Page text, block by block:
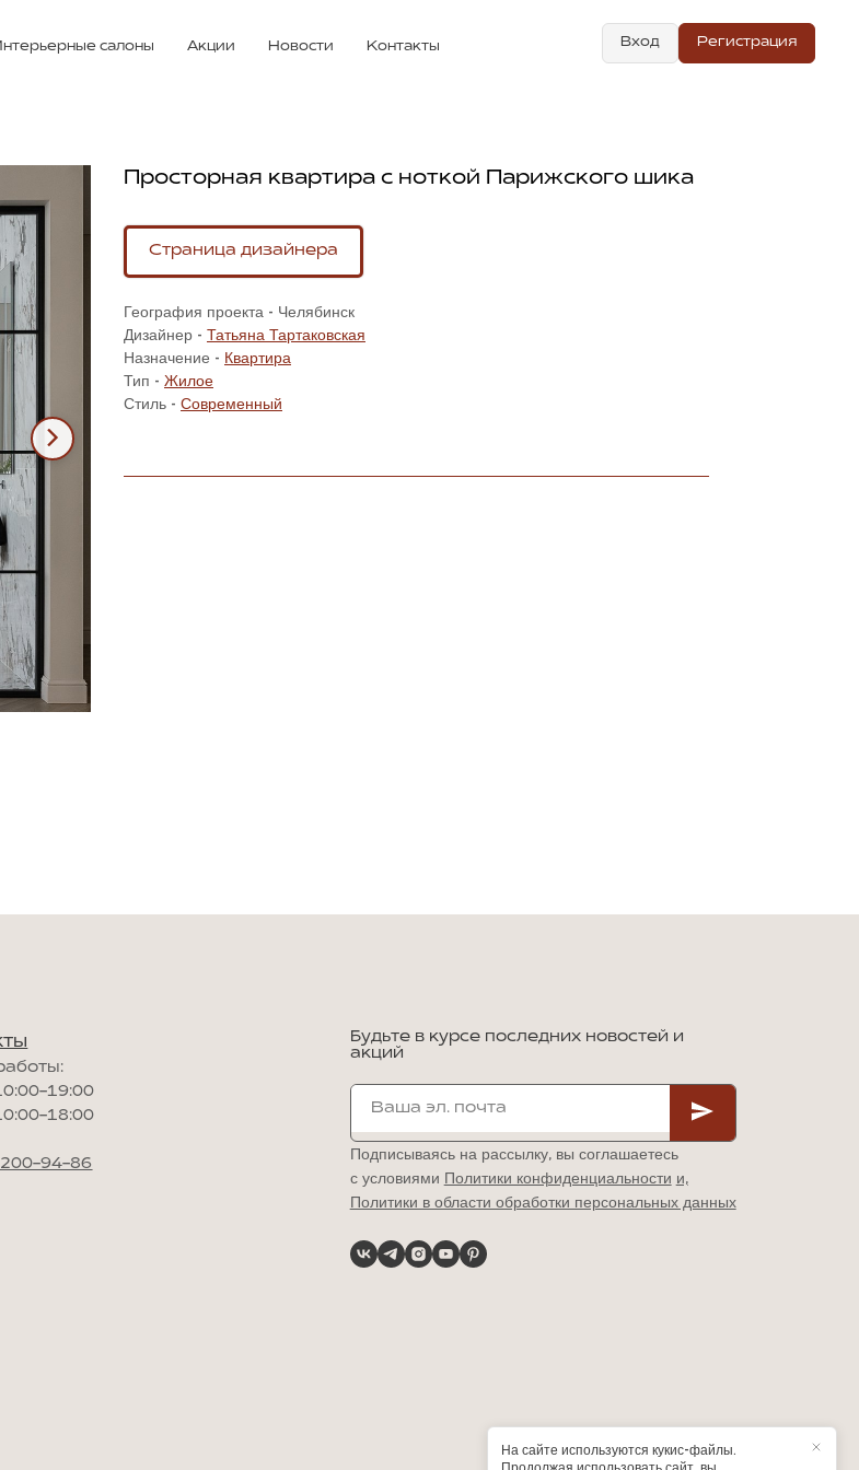
салоны Акции Новости Контакты Вход Регистрация
Просторная квартира с ноткой Парижского шика
Страница дизайнера
География проекта - Челябинск
Дизайнер - Татьяна Тартаковская
Назначение - Квартира
Тип - Жилое
Стиль - Современный
19:00
18:00
200-94-86
Будьте в курсе последних новостей и
акций
Подписываясь на рассылку, вы соглашаетесь
с условиями Политики конфиденциальности и,
Политики в области обработки персональных данных
На сайте используются кукис-файлы.
Продолжая использовать сайт, вы